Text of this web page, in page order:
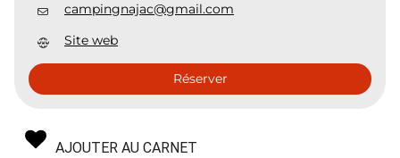
campingnajac@gmail.com
Site web
Réserver
AJOUTER AU CARNET